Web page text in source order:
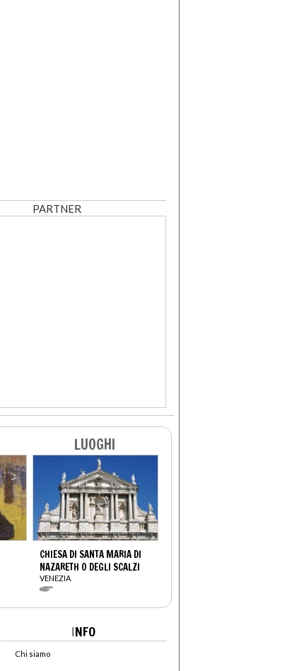
PARTNER
LUOGHI
CHIESA DI SANTA MARIA DI
NAZARETH O DEGLI SCALZI
VENEZIA
INFO
Chi siamo